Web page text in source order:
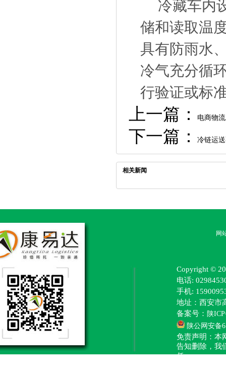
冷藏车内
储和读取温
具有防雨水
冷气充分循
行验证或标
上一篇： 电商物
下一篇： 冷链运
相关新闻
网
Copyright ©
电话:
手机:
地址：西安市
备案号： 陕
陕公网安备
免责声明：本
告知删除，我
任。